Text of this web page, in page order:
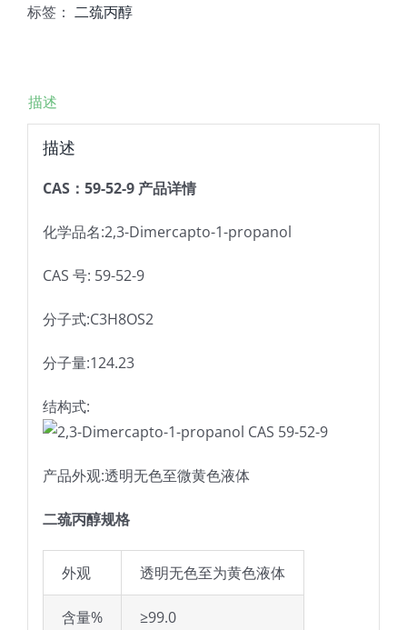
标签： 二巯丙醇
描述
描述
CAS：59-52-9 产品详情
化学品名:2,3-Dimercapto-1-propanol
CAS 号: 59-52-9
分子式:C3H8OS2
分子量:124.23
结构式:
产品外观:透明无色至微黄色液体
二巯丙醇规格
外观 透明无色至为黄色液体
含量% ≥99.0